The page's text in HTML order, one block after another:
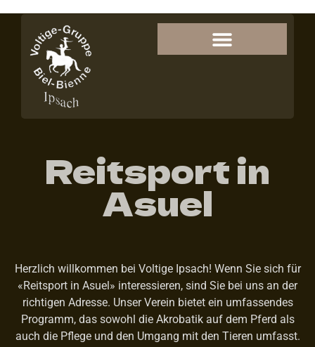
Reitsport in
Asuel
Herzlich willkommen bei Voltige Ipsach! Wenn Sie sich für
«Reitsport in Asuel» interessieren, sind Sie bei uns an der
richtigen Adresse. Unser Verein bietet ein umfassendes
Programm, das sowohl die Akrobatik auf dem Pferd als
auch die Pflege und den Umgang mit den Tieren umfasst.